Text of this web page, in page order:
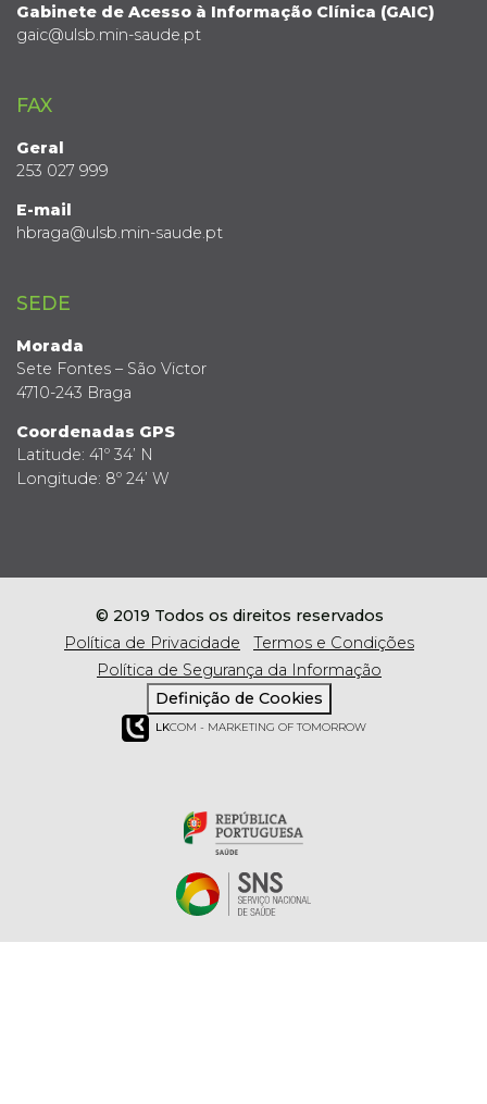
Gabinete de Acesso à Informação Clínica (GAIC)
gaic@ulsb.min-saude.pt
FAX
Geral
253 027 999
E-mail
hbraga@ulsb.min-saude.pt
SEDE
Morada
Sete Fontes – São Victor
4710-243 Braga
Coordenadas GPS
Latitude: 41º 34’ N
Longitude: 8º 24’ W
© 2019 Todos os direitos reservados
Política de Privacidade
Termos e Condições
Política de Segurança da Informação
Definição de Cookies
LKCOM - MARKETING OF TOMORROW